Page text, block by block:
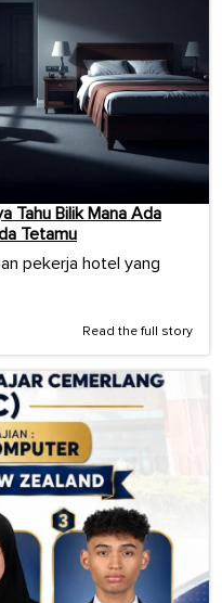
Tahu Bilik Mana Ada
Tetamu
pekerja hotel yang
Read the full story